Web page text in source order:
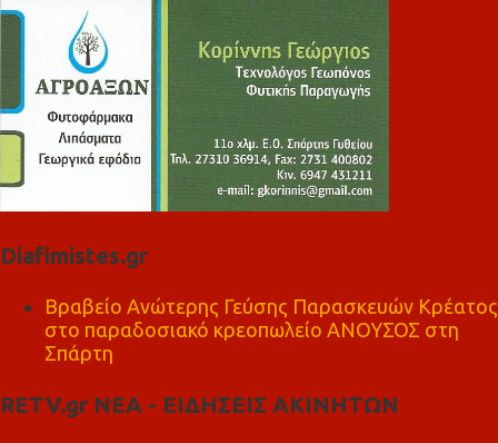
Diafimistes.gr
Βραβείο Ανώτερης Γεύσης Παρασκευών Κρέατος
στο παραδοσιακό κρεοπωλείο ΑΝΟΥΣΟΣ στη
Σπάρτη
RETV.gr ΝΕΑ - ΕΙΔΗΣΕΙΣ ΑΚΙΝΗΤΩΝ